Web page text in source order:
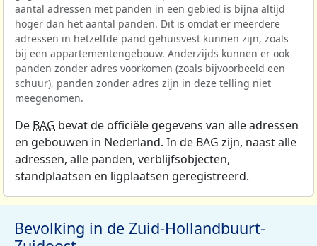
aantal adressen met panden in een gebied is bijna altijd
hoger dan het aantal panden. Dit is omdat er meerdere
adressen in hetzelfde pand gehuisvest kunnen zijn, zoals
bij een appartementengebouw. Anderzijds kunnen er ook
panden zonder adres voorkomen (zoals bijvoorbeeld een
schuur), panden zonder adres zijn in deze telling niet
meegenomen.
De BAG bevat de officiële gegevens van alle adressen
en gebouwen in Nederland. In de BAG zijn, naast alle
adressen, alle panden, verblijfsobjecten,
standplaatsen en ligplaatsen geregistreerd.
Bevolking in de Zuid-Hollandbuurt-